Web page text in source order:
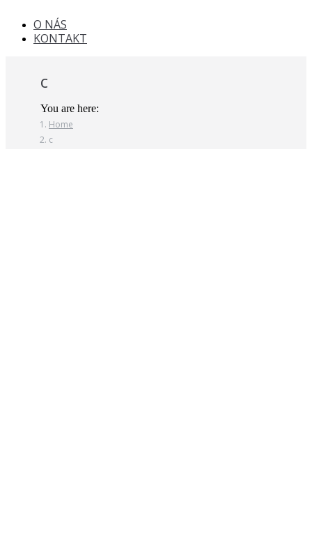
O NÁS
KONTAKT
c
You are here:
Home
c